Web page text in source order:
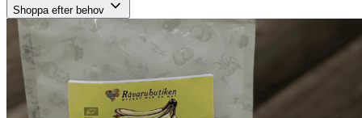
Shoppa efter behov